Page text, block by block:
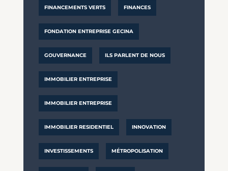
FINANCEMENTS VERTS FINANCES
FONDATION ENTREPRISE GECINA
GOUVERNANCE ILS PARLENT DE NOUS
IMMOBILIER ENTREPRISE
IMMOBILIER ENTREPRISE
IMMOBILIER RESIDENTIEL INNOVATION
INVESTISSEMENTS MÉTROPOLISATION